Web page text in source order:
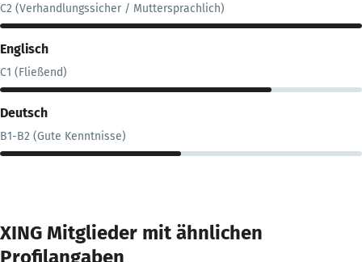
C2 (Verhandlungssicher / Muttersprachlich)
Englisch
C1 (Fließend)
Deutsch
B1-B2 (Gute Kenntnisse)
XING Mitglieder mit ähnlichen
Profilangaben